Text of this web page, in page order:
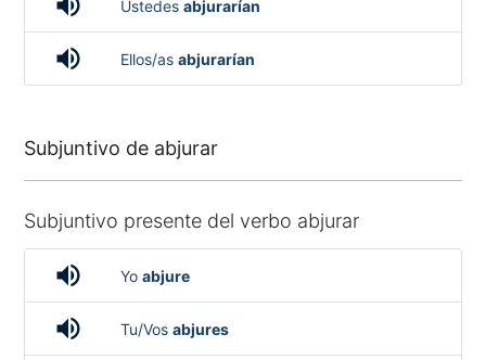
Ustedes abjurarían
volume_up Ellos/as abjurarían
Subjuntivo de abjurar
Subjuntivo presente del verbo abjurar
volume_up Yo abjure
volume_up Tu/Vos abjures